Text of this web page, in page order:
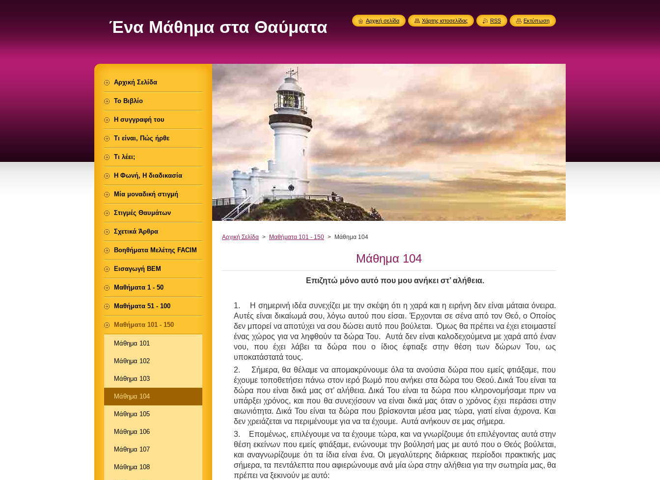
Ένα Μάθημα στα Θαύματα
Αρχική Σελίδα > Μαθήματα 101 - 150 > Μάθημα 104
Μάθημα 104
Επιζητώ μόνο αυτό που μου ανήκει στ’ αλήθεια.
1. Η σημερινή ιδέα συνεχίζει με την σκέψη ότι η χαρά και η ειρήνη δεν είναι μάταια όνειρα.
Αυτές είναι δικαίωμά σου, λόγω αυτού που είσαι. Έρχονται σε σένα από τον Θεό, ο Οποίος
δεν μπορεί να αποτύχει να σου δώσει αυτό που βούλεται. Όμως θα πρέπει να έχει ετοιμαστεί
ένας χώρος για να ληφθούν τα δώρα Του. Αυτά δεν είναι καλοδεχούμενα με χαρά από έναν
νου, που έχει λάβει τα δώρα που ο ίδιος έφτιαξε στην θέση των δώρων Του, ως
υποκατάστατά τους.
2. Σήμερα, θα θέλαμε να απομακρύνουμε όλα τα ανούσια δώρα που εμείς φτιάξαμε, που
έχουμε τοποθετήσει πάνω στον ιερό βωμό που ανήκει στα δώρα του Θεού. Δικά Του είναι τα
δώρα που είναι δικά μας στ’ αλήθεια. Δικά Του είναι τα δώρα που κληρονομήσαμε πριν να
υπάρξει χρόνος, και που θα συνεχίσουν να είναι δικά μας όταν ο χρόνος έχει περάσει στην
αιωνιότητα. Δικά Του είναι τα δώρα που βρίσκονται μέσα μας τώρα, γιατί είναι άχρονα. Και
δεν χρειάζεται να περιμένουμε για να τα έχουμε. Αυτά ανήκουν σε μας σήμερα.
3. Επομένως, επιλέγουμε να τα έχουμε τώρα, και να γνωρίζουμε ότι επιλέγοντας αυτά στην
θέση εκείνων που εμείς φτιάξαμε, ενώνουμε την βούλησή μας με αυτό που ο Θεός βούλεται,
και αναγνωρίζουμε ότι τα ίδια είναι ένα. Οι μεγαλύτερης διάρκειας περίοδοι πρακτικής μας
σήμερα, τα πεντάλεπτα που αφιερώνουμε ανά μία ώρα στην αλήθεια για την σωτηρία μας, θα
πρέπει να ξεκινούν με αυτό:
Αρχική Σελίδα
Το Βιβλίο
Η συγγραφή του
Τι είναι, Πώς ήρθε
Τι λέει;
Η Φωνή, Η διαδικασία
Μία μοναδική στιγμή
Στιγμές Θαυμάτων
Σχετικά Άρθρα
Βοηθήματα Μελέτης FACIM
Εισαγωγή ΒΕΜ
Μαθήματα 1 - 50
Μαθήματα 51 - 100
Μαθήματα 101 - 150
Μάθημα 101
Μάθημα 102
Μάθημα 103
Μάθημα 104
Μάθημα 105
Μάθημα 106
Μάθημα 107
Μάθημα 108
Αρχική σελίδα Χάρτης ιστοσελίδας RSS Εκτύπωση